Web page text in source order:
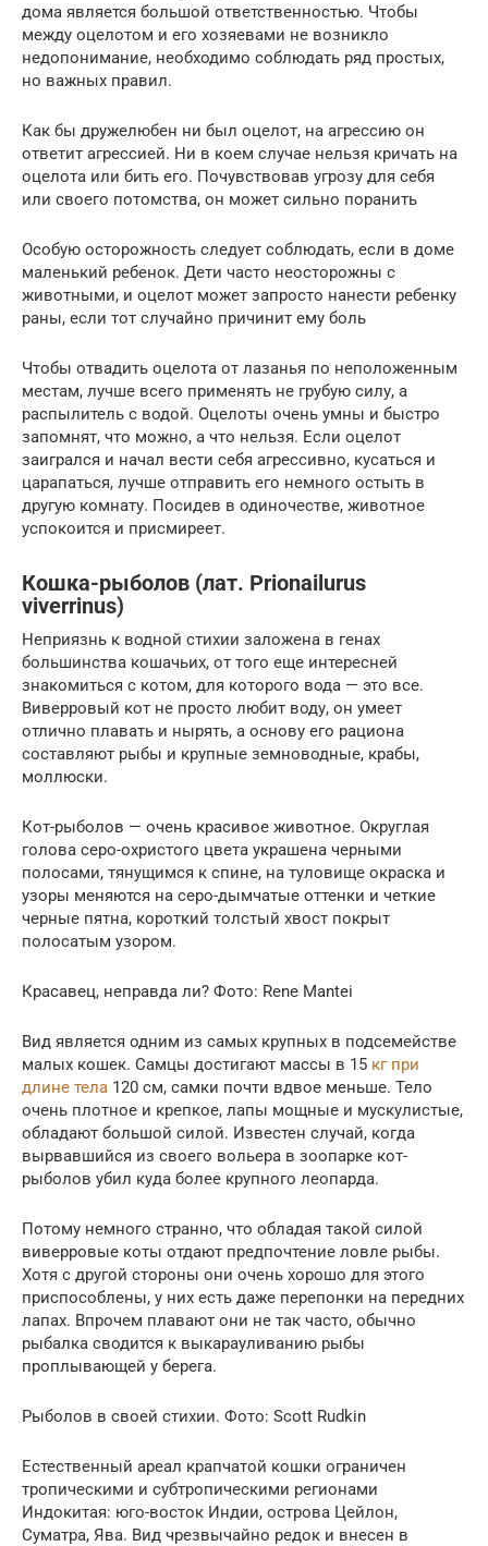
дома является большой ответственностью. Чтобы
между оцелотом и его хозяевами не возникло
недопонимание, необходимо соблюдать ряд простых,
но важных правил.
Как бы дружелюбен ни был оцелот, на агрессию он
ответит агрессией. Ни в коем случае нельзя кричать на
оцелота или бить его. Почувствовав угрозу для себя
или своего потомства, он может сильно поранить
Особую осторожность следует соблюдать, если в доме
маленький ребенок. Дети часто неосторожны с
животными, и оцелот может запросто нанести ребенку
раны, если тот случайно причинит ему боль
Чтобы отвадить оцелота от лазанья по неположенным
местам, лучше всего применять не грубую силу, а
распылитель с водой. Оцелоты очень умны и быстро
запомнят, что можно, а что нельзя. Если оцелот
заигрался и начал вести себя агрессивно, кусаться и
царапаться, лучше отправить его немного остыть в
другую комнату. Посидев в одиночестве, животное
успокоится и присмиреет.
Кошка-рыболов (лат. Prionailurus
viverrinus)
Неприязнь к водной стихии заложена в генах
большинства кошачьих, от того еще интересней
знакомиться с котом, для которого вода — это все.
Виверровый кот не просто любит воду, он умеет
отлично плавать и нырять, а основу его рациона
составляют рыбы и крупные земноводные, крабы,
моллюски.
Кот-рыболов — очень красивое животное. Округлая
голова серо-охристого цвета украшена черными
полосами, тянущимся к спине, на туловище окраска и
узоры меняются на серо-дымчатые оттенки и четкие
черные пятна, короткий толстый хвост покрыт
полосатым узором.
Красавец, неправда ли? Фото: Rene Mantei
Вид является одним из самых крупных в подсемействе
малых кошек. Самцы достигают массы в 15 кг при
длине тела 120 см, самки почти вдвое меньше. Тело
очень плотное и крепкое, лапы мощные и мускулистые,
обладают большой силой. Известен случай, когда
вырвавшийся из своего вольера в зоопарке кот-
рыболов убил куда более крупного леопарда.
Потому немного странно, что обладая такой силой
виверровые коты отдают предпочтение ловле рыбы.
Хотя с другой стороны они очень хорошо для этого
приспособлены, у них есть даже перепонки на передних
лапах. Впрочем плавают они не так часто, обычно
рыбалка сводится к выкарауливанию рыбы
проплывающей у берега.
Рыболов в своей стихии. Фото: Scott Rudkin
Естественный ареал крапчатой кошки ограничен
тропическими и субтропическими регионами
Индокитая: юго-восток Индии, острова Цейлон,
Суматра, Ява. Вид чрезвычайно редок и внесен в